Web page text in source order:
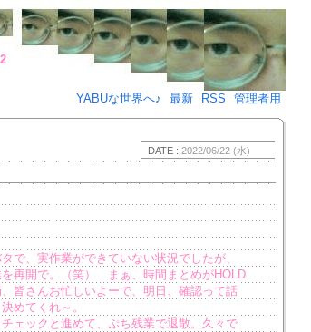
な戯言･･･♪)÷2
YABUな世界へ♪
最新 RSS 管理者用
DATE : 2022/06/22 (水)
で、実作業ができていない状況でしたが、
を再開で。（笑） まぁ、時間まとめがHOLD
皆さんお忙しいよーで、明日、確認って話
めてくれ～。
ェックと進めて、ぷち残業で退散。久々で